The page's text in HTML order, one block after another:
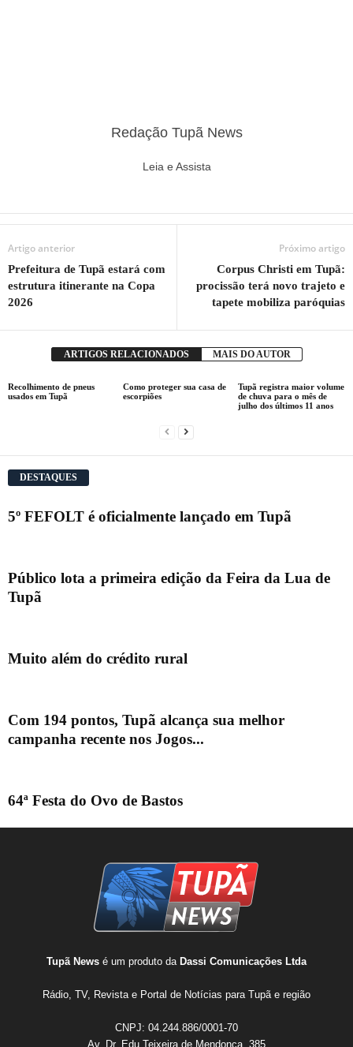
Redação Tupã News
Leia e Assista
Artigo anterior
Prefeitura de Tupã estará com
estrutura itinerante na Copa
2026
Próximo artigo
Corpus Christi em Tupã:
procissão terá novo trajeto e
tapete mobiliza paróquias
ARTIGOS RELACIONADOS MAIS DO AUTOR
Recolhimento de pneus
usados em Tupã
Como proteger sua casa de
escorpiões
Tupã registra maior volume
de chuva para o mês de
julho dos últimos 11 anos
DESTAQUES
5º FEFOLT é oficialmente lançado em Tupã
Público lota a primeira edição da Feira da Lua de
Tupã
Muito além do crédito rural
Com 194 pontos, Tupã alcança sua melhor
campanha recente nos Jogos...
64ª Festa do Ovo de Bastos
Tupã News é um produto da Dassi Comunicações Ltda
Rádio, TV, Revista e Portal de Notícias para Tupã e região
CNPJ: 04.244.886/0001-70
Av. Dr. Edu Teixeira de Mendonça, 385